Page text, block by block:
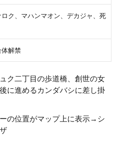
ク、マハンマオン、デカジャ、死
体解禁
ク二丁目の歩道橋、創世の女
に進めるカンダバシに差し掛
の位置がマップ上に表示→シ